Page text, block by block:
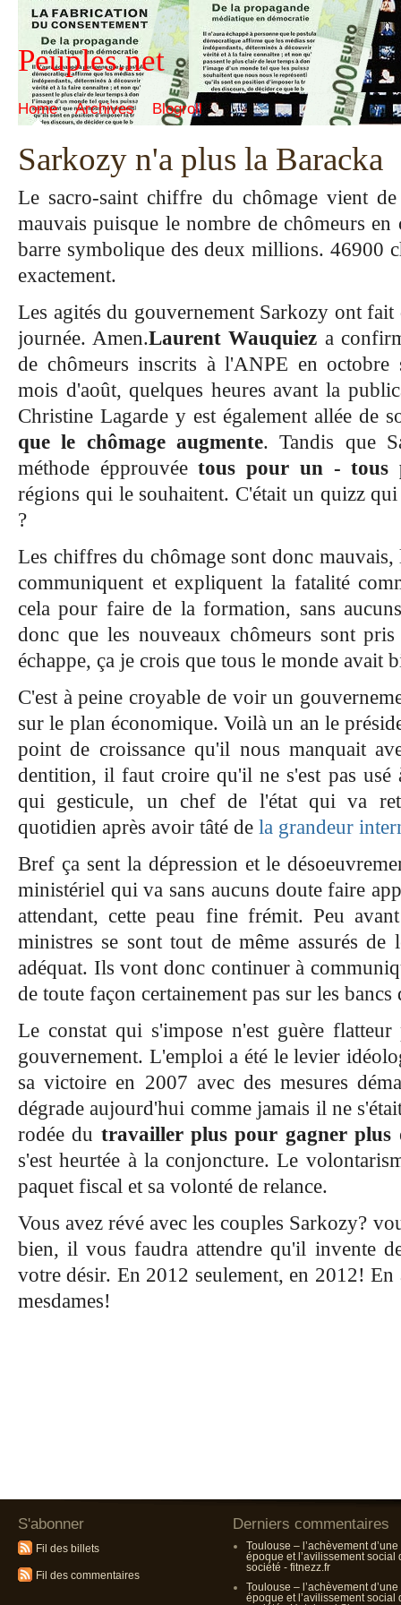
Peuples.net
Home Archives Blogroll
Sarkozy n'a plus la Baracka
Le sacro-saint chiffre du chômage vient
mauvais puisque le nombre de chômeurs
barre symbolique des deux millions. 46900
exactement.
Les agités du gouvernement Sarkozy ont
journée. Amen.Laurent Wauquiez a
de chômeurs inscrits à l'ANPE en octobre
mois d'août, quelques heures avant la
Christine Lagarde y est également allée de
que le chômage augmente. Tandis que
méthode épprouvéetous pour un - tous
régions qui le souhaitent. C'était un quizz
?
Les chiffres du chômage sont donc
communiquent et expliquent la fatalité
cela pour faire de la formation, sans
donc que les nouveaux chômeurs sont
échappe, ça je crois que tous le monde avait
C'est à peine croyable de voir un
sur le plan économique. Voilà un an le
point de croissance qu'il nous manquait
dentition, il faut croire qu'il ne s'est pas usé
qui gesticule, un chef de l'état qui va
quotidien après avoir tâté de la grandeur
Bref ça sent la dépression et le
ministériel qui va sans aucuns doute faire
attendant, cette peau fine frémit. Peu
ministres se sont tout de même assurés
adéquat. Ils vont donc continuer à
de toute façon certainement pas sur les
Le constat qui s'impose n'est guère
gouvernement. L'emploi a été le levier
sa victoire en 2007 avec des mesures
dégrade aujourd'hui comme jamais il ne
rodée du travailler plus pour gagner plus
s'est heurtée à la conjoncture. Le
paquet fiscal et sa volonté de relance.
Vous avez révé avec les couples Sarkozy?
bien, il vous faudra attendre qu'il invente
votre désir. En 2012 seulement, en 2012! En
mesdames!
S'abonner
Fil des billets
Fil des commentaires
Derniers commentaires
Toulouse – l’achèvement d’une
époque et l’avilissement social
société - fitnezz.fr
Toulouse – l’achèvement d’une
époque et l’avilissement social